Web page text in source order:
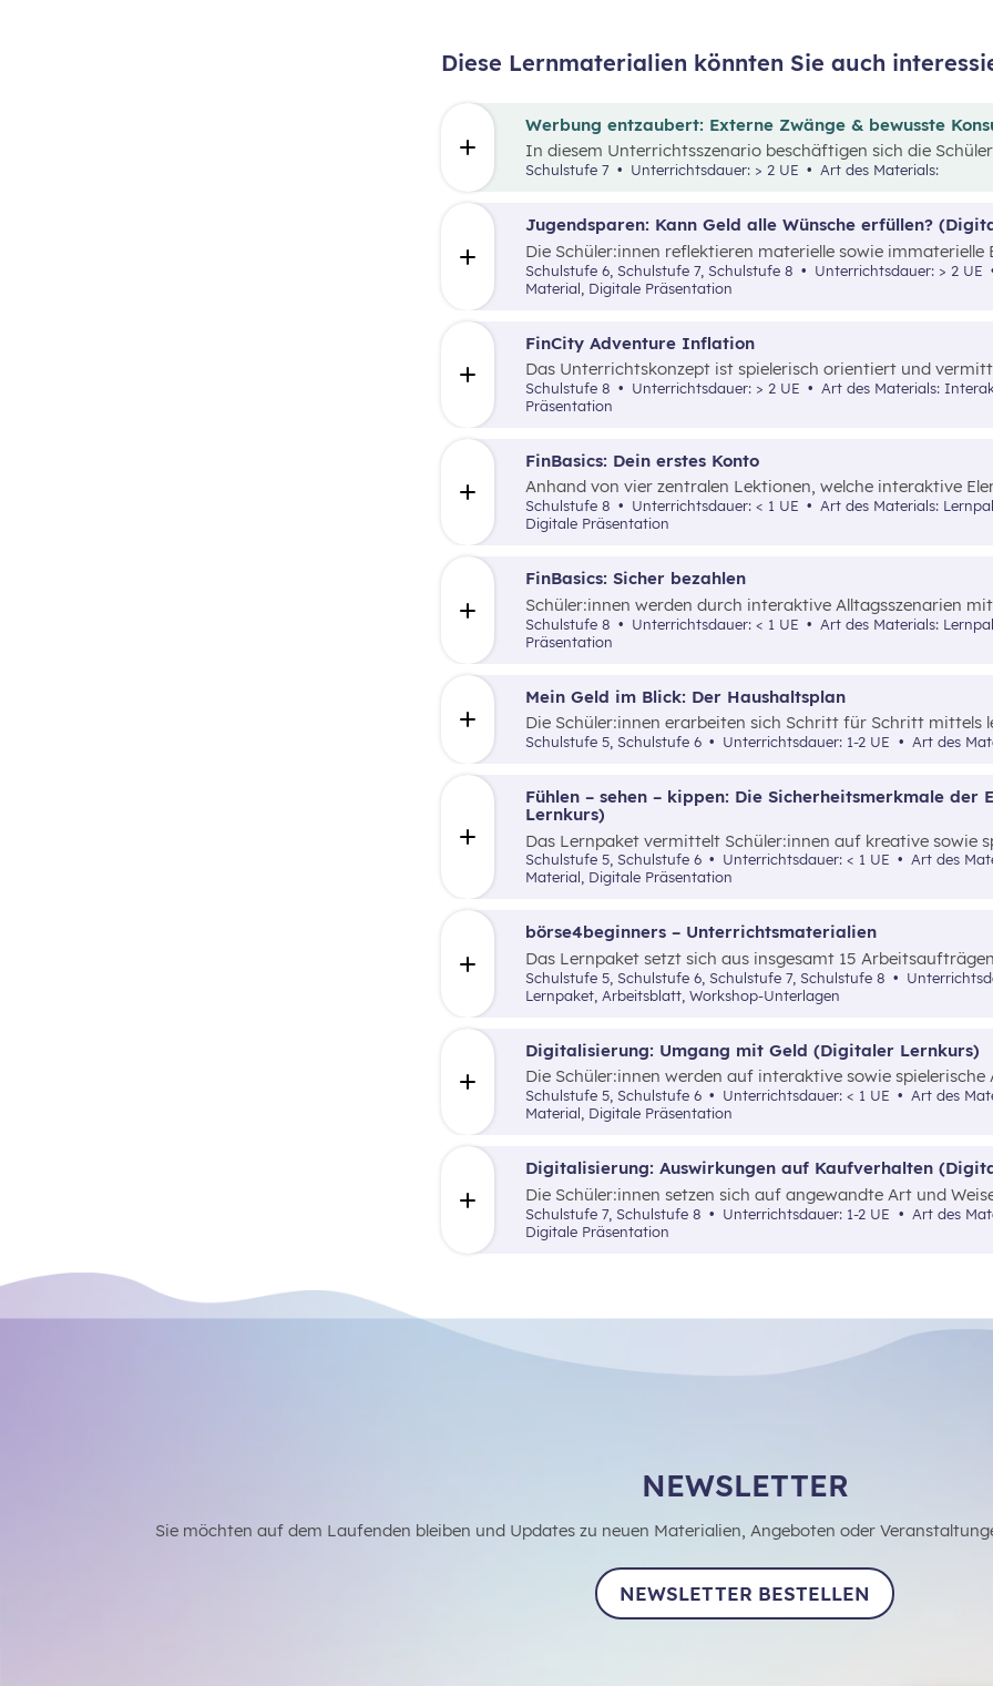
Diese Lernmaterialien könnten Sie auch
Jugendsparen: Kann Geld alle Wünsche erfüllen?
Die Schüler:innen reflektieren materielle sowie
Jugendbankkonten und analysieren dabei verschiedene
eines Marketplace.
Schulstufe 6, Schulstufe 7, Schulstufe 8
Unterrichtsdauer: > 2 UE
Material, Digitale Präsentation
FinCity Adventure Inflation
Das Unterrichtskonzept ist spielerisch orientiert und
wichtiges Grundlagenwissen zur Inflation und wie sich
Schulstufe 8 Unterrichtsdauer: > 2 UE
Präsentation
Werbung entzaubert: Externe Zwänge & bewusste
In diesem Unterrichtsszenario beschäftigen sich die
„Werbung“ und „Konsumentscheidungen“. Zu Beginn des
Schulstufe 7 Unterrichtsdauer: > 2 UE Art des Materials:
FinBasics: Dein erstes Konto
Anhand von vier zentralen Lektionen, welche interaktive
Schüler:innen wesentliche Inhalte zu den
eines Girokontos vermittelt.
Schulstufe 8 Unterrichtsdauer: < 1 UE
Art des Materials: Lernpaket, Interaktives Material, Video,
Digitale Präsentation
FinBasics: Sicher bezahlen
Schüler:innen werden durch interaktive Alltagsszenarien
Zahlungsmöglichkeiten und den damit verbundenen
mittels einer durchgängigen Erzählung samt spielerischer
Schulstufe 8 Unterrichtsdauer: < 1 UE
Präsentation
Mein Geld im Blick: Der Haushaltsplan
Die Schüler:innen erarbeiten sich Schritt für Schritt mittels
Grundverständnis für einen Haushaltsplan.
Schulstufe 5, Schulstufe 6 Unterrichtsdauer: 1-2 UE Art des
Fühlen – sehen – kippen: Die Sicherheitsmerkmale der
Lernkurs)
Das Lernpaket vermittelt Schüler:innen auf kreative sowie
Sicherheitsmerkmale von Euro-Banknoten hinsichtlich
Schulstufe 5, Schulstufe 6 Unterrichtsdauer: < 1 UE
Art des Materials: Lernpaket, Interaktives
Material, Digitale Präsentation
börse4beginners – Unterrichtsmaterialien
Das Lernpaket setzt sich aus insgesamt 15
Schüler:innen auf kreative, spielerische sowie angewandte
Grundlagenwissen über die Börse und Geldveranlagung
Schulstufe 5, Schulstufe 6, Schulstufe 7, Schulstufe 8
Lernpaket, Arbeitsblatt, Workshop-Unterlagen
Digitalisierung: Umgang mit Geld (Digitaler Lernkurs)
Die Schüler:innen werden auf interaktive sowie
Möglichkeit vertraut gemacht, digitale Tools als Hilfsmittel
Übersicht über die eigenen Einnahmen und Ausgaben zu
Schulstufe 5, Schulstufe 6 Unterrichtsdauer: < 1 UE
Material, Digitale Präsentation
Digitalisierung: Auswirkungen auf Kaufverhalten
Die Schüler:innen setzen sich auf angewandte Art und
ihre Auswirkungen auf das Konsumverhalten und die
auseinander.
Schulstufe 7, Schulstufe 8 Unterrichtsdauer: 1-2 UE
Digitale Präsentation
NEWSLETTER
Sie möchten auf dem Laufenden bleiben und Updates zu neuen Materialien, Angeboten oder
NEWSLETTER BESTELLEN